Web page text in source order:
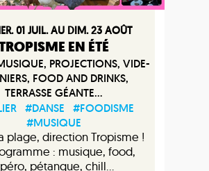
01 JUIL. AU DIM. 23 AOÛT
EN ÉTÉ
PROJECTIONS, VIDE-
FOOD AND DRINKS,
TERRASSE GÉANTE...
#DANSE
#FOODISME
#MUSIQUE
plage, direction Tropisme !
: musique, food,
pétanque, chill...